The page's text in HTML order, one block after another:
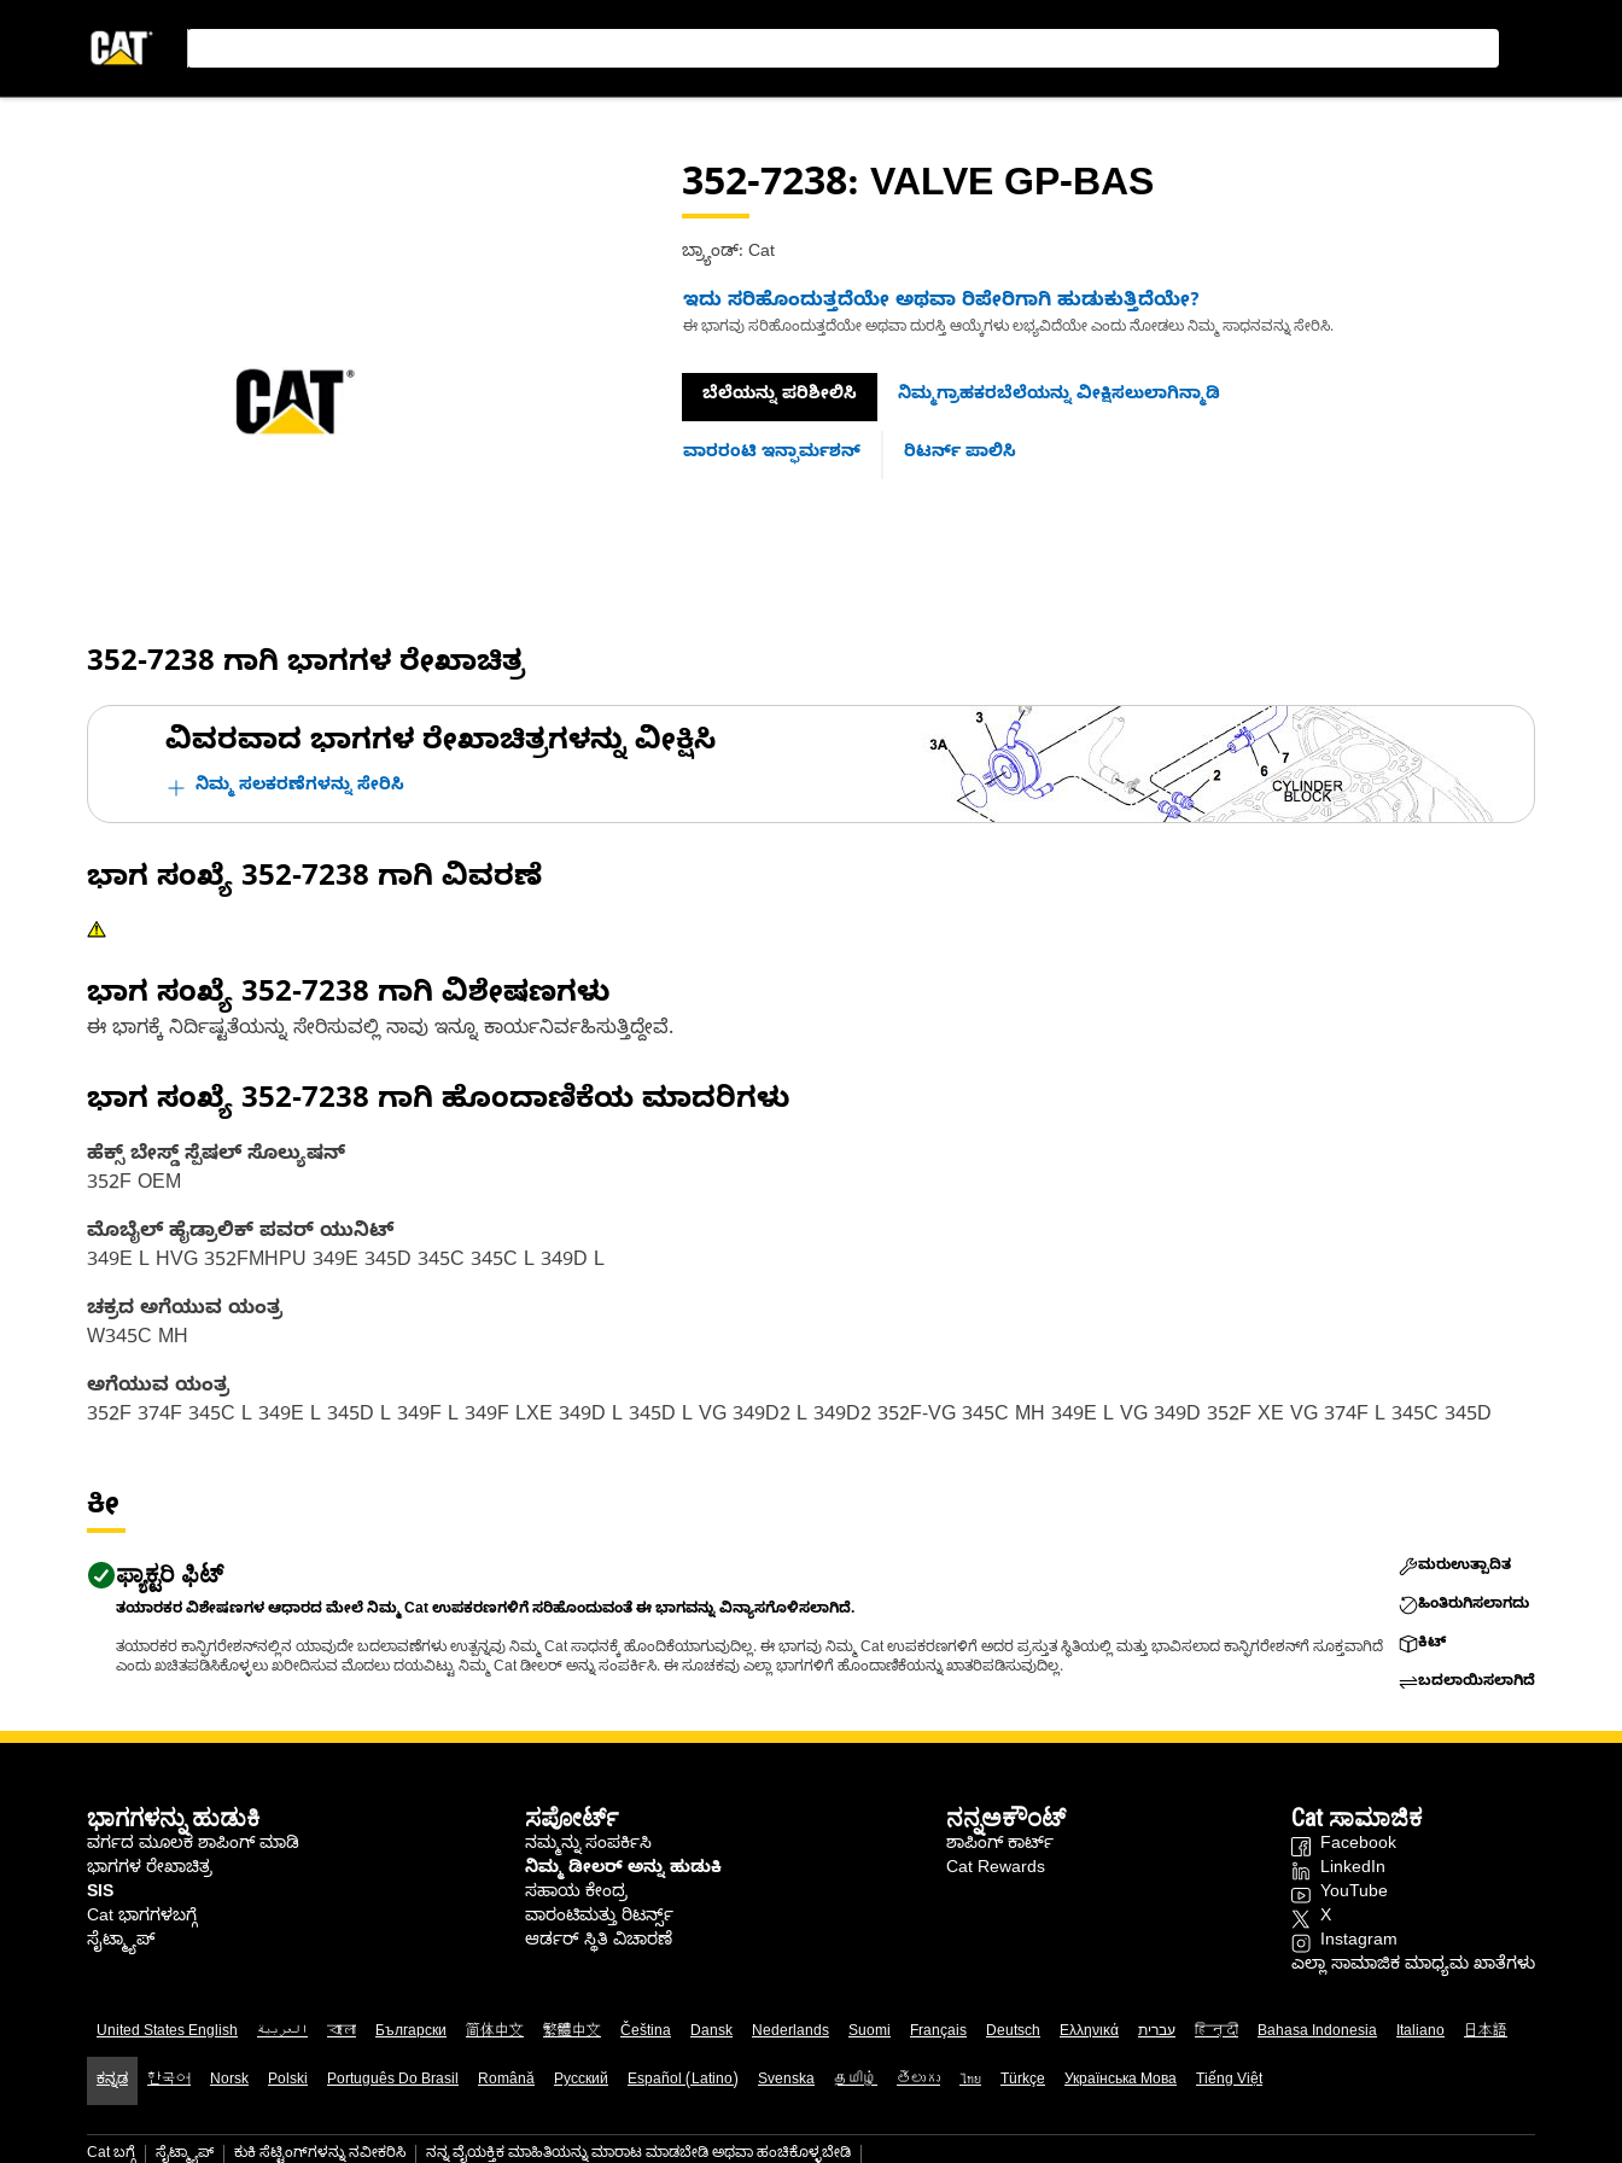
352-7238: VALVE GP-BAS
ಬ್ರ್ಯಾಂಡ್: Cat
ಇದು ಸರಿಹೊಂದುತ್ತದೆಯೇ ಅಥವಾ ರಿಪೇರಿಗಾಗಿ ಹುಡುಕುತ್ತಿದೆಯೇ?
ಈ ಭಾಗವು ಸರಿಹೊಂದುತ್ತದೆಯೇ ಅಥವಾ ದುರಸ್ತಿ ಆಯ್ಕೆಗಳು ಲಭ್ಯವಿದೆಯೇ ಎಂದು ನೋಡಲು ನಿಮ್ಮ ಸಾಧನವನ್ನು ಸೇರಿಸಿ.
ಬೆಲೆಯನ್ನು ಪರಿಶೀಲಿಸಿ ನಿಮ್ಮಗ್ರಾಹಕರಬೆಲೆಯನ್ನು ವೀಕ್ಷಿಸಲುಲಾಗಿನ್ಮಾಡಿ
ವಾರರಂಟಿ ಇನ್ಫಾರ್ಮಶನ್ ರಿಟರ್ನ್ ಪಾಲಿಸಿ
352-7238 ಗಾಗಿ ಭಾಗಗಳ ರೇಖಾಚಿತ್ರ
ವಿವರವಾದ ಭಾಗಗಳ ರೇಖಾಚಿತ್ರಗಳನ್ನು ವೀಕ್ಷಿಸಿ
ನಿಮ್ಮ ಸಲಕರಣೆಗಳನ್ನು ಸೇರಿಸಿ
ಭಾಗ ಸಂಖ್ಯೆ 352-7238 ಗಾಗಿ ವಿವರಣೆ
ಭಾಗ ಸಂಖ್ಯೆ 352-7238 ಗಾಗಿ ವಿಶೇಷಣಗಳು
ಈ ಭಾಗಕ್ಕೆ ನಿರ್ದಿಷ್ಟತೆಯನ್ನು ಸೇರಿಸುವಲ್ಲಿ ನಾವು ಇನ್ನೂ ಕಾರ್ಯನಿರ್ವಹಿಸುತ್ತಿದ್ದೇವೆ.
ಭಾಗ ಸಂಖ್ಯೆ 352-7238 ಗಾಗಿ ಹೊಂದಾಣಿಕೆಯ ಮಾದರಿಗಳು
ಹೆಕ್ಸ್ ಬೇಸ್ಡ್ ಸ್ಪೆಷಲ್ ಸೊಲ್ಯುಷನ್
352F OEM
ಮೊಬೈಲ್ ಹೈಡ್ರಾಲಿಕ್‌ ಪವರ್ ಯುನಿಟ್‌
349E L HVG 352FMHPU 349E 345D 345C 345C L 349D L
ಚಕ್ರದ ಅಗೆಯುವ ಯಂತ್ರ
W345C MH
ಅಗೆಯುವ ಯಂತ್ರ
352F 374F 345C L 349E L 345D L 349F L 349F LXE 349D L 345D L VG 349D2 L 349D2 352F-VG 345C MH 349E L VG 349D 352F XE VG 374F L 345C 345D
ಕೀ
ಫ್ಯಾಕ್ಟರಿ ಫಿಟ್
ತಯಾರಕರ ವಿಶೇಷಣಗಳ ಆಧಾರದ ಮೇಲೆ ನಿಮ್ಮ Cat ಉಪಕರಣಗಳಿಗೆ ಸರಿಹೊಂದುವಂತೆ ಈ ಭಾಗವನ್ನು ವಿನ್ಯಾಸಗೊಳಿಸಲಾಗಿದೆ.
ತಯಾರಕರ ಕಾನ್ಫಿಗರೇಶನ್‌ನಲ್ಲಿನ ಯಾವುದೇ ಬದಲಾವಣೆಗಳು ಉತ್ಪನ್ನವು ನಿಮ್ಮ Cat ಸಾಧನಕ್ಕೆ ಹೊಂದಿಕೆಯಾಗುವುದಿಲ್ಲ. ಈ ಭಾಗವು ನಿಮ್ಮ Cat ಉಪಕರಣಗಳಿಗೆ ಅದರ ಪ್ರಸ್ತುತ ಸ್ಥಿತಿಯಲ್ಲಿ ಮತ್ತು ಭಾವಿಸಲಾದ ಕಾನ್ಫಿಗರೇಶನ್‌ಗೆ ಸೂಕ್ತವಾಗಿದೆ
ಎಂದು ಖಚಿತಪಡಿಸಿಕೊಳ್ಳಲು ಖರೀದಿಸುವ ಮೊದಲು ದಯವಿಟ್ಟು ನಿಮ್ಮ Cat ಡೀಲರ್ ಅನ್ನು ಸಂಪರ್ಕಿಸಿ. ಈ ಸೂಚಕವು ಎಲ್ಲಾ ಭಾಗಗಳಿಗೆ ಹೊಂದಾಣಿಕೆಯನ್ನು ಖಾತರಿಪಡಿಸುವುದಿಲ್ಲ.
ಮರುಉತ್ಪಾದಿತ
ಹಿಂತಿರುಗಿಸಲಾಗದು
ಕಿಟ್
ಬದಲಾಯಿಸಲಾಗಿದೆ
ಭಾಗಗಳನ್ನು ಹುಡುಕಿ
ವರ್ಗದ ಮೂಲಕ ಶಾಪಿಂಗ್ ಮಾಡಿ
ಭಾಗಗಳ ರೇಖಾಚಿತ್ರ
SIS
Cat ಭಾಗಗಳಬಗ್ಗೆ
ಸೈಟ್ಮ್ಯಾಪ್
ಸಪೋರ್ಟ್
ನಮ್ಮನ್ನು ಸಂಪರ್ಕಿಸಿ
ನಿಮ್ಮ ಡೀಲರ್ ಅನ್ನು ಹುಡುಕಿ
ಸಹಾಯ ಕೇಂದ್ರ
ವಾರಂಟಿಮತ್ತು ರಿಟರ್ನ್ಸ್
ಆರ್ಡರ್ ಸ್ಥಿತಿ ವಿಚಾರಣೆ
ನನ್ನಅಕೌಂಟ್
ಶಾಪಿಂಗ್ ಕಾರ್ಟ್
Cat Rewards
Cat ಸಾಮಾಜಿಕ
Facebook
LinkedIn
YouTube
X
Instagram
ಎಲ್ಲಾ ಸಾಮಾಜಿಕ ಮಾಧ್ಯಮ ಖಾತೆಗಳು
United States English العربية বাংলা Български 简体中文 繁體中文 Čeština Dansk Nederlands Suomi Français Deutsch Ελληνικά עברית हिन्दी Bahasa Indonesia Italiano 日本語
ಕನ್ನಡ 한국어 Norsk Polski Português Do Brasil Română Русский Español (Latino) Svenska தமிழ் తెలుగు ไทย Türkçe Українська Мова Tiếng Việt
Cat ಬಗ್ಗೆ ಸೈಟ್ಮ್ಯಾಪ್ ಕುಕಿ ಸೆಟ್ಟಿಂಗ್‌ಗಳನ್ನು ನವೀಕರಿಸಿ ನನ್ನ ವೈಯಕ್ತಿಕ ಮಾಹಿತಿಯನ್ನು ಮಾರಾಟ ಮಾಡಬೇಡಿ ಅಥವಾ ಹಂಚಿಕೊಳ್ಳಬೇಡಿ